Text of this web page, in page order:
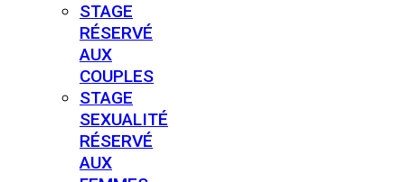
STAGE
RÉSERVÉ
AUX
COUPLES
STAGE
SEXUALITÉ
RÉSERVÉ
AUX